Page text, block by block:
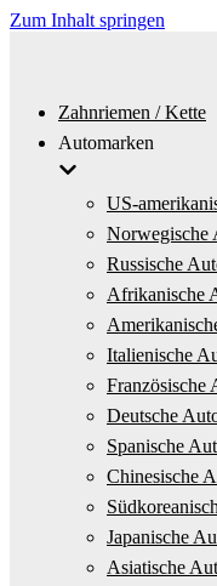
Zum Inhalt springen
Zahnriemen / Kette
Automarken
US-
Norwegische
Russische
Afrikanische
Italienische
Französische
Deutsche
Spanische
Chinesische
Japanische
Asiatische